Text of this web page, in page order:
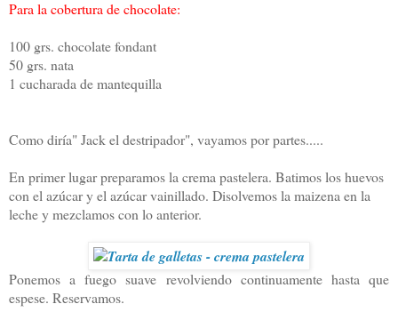
Para la cobertura de chocolate:
100 grs. chocolate fondant
50 grs. nata
1 cucharada de mantequilla
Como diría" Jack el destripador", vayamos por partes.....
En primer lugar preparamos la crema pastelera. Batimos los huevos
con el azúcar y el azúcar vainillado. Disolvemos la maizena en la
leche y mezclamos con lo anterior.
Ponemos a fuego suave revolviendo continuamente hasta que
espese. Reservamos.